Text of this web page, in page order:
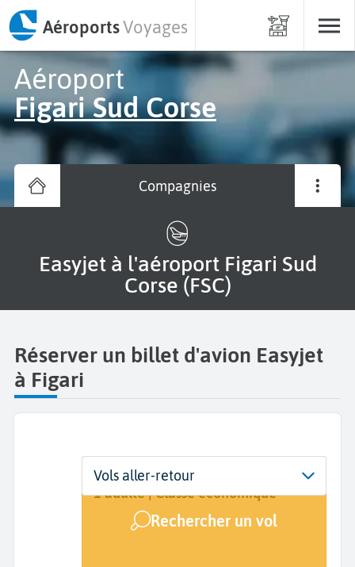
AéroportsVoyages
Aéroport
Figari Sud Corse
Compagnies
Easyjet à l'aéroport Figari Sud
Corse (FSC)
Réserver un billet d'avion Easyjet
à Figari
Départ
Figari Sud Corse (FSC)
Dates
Dates de votre voyage
Voyageurs | Classe
1 adulte | Classe économique
Rechercher un vol
Vols aller-retour